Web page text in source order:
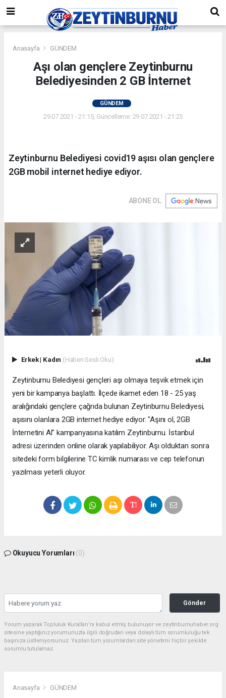
Anasayfa GÜNDEM
Aşı olan gençlere Zeytinburnu
Belediyesinden 2 GB İnternet
GÜNDEM
29.07.2021 - 21:15, Güncelleme: 29.07.2021 - 21:25
Zeytinburnu Belediyesi covid19 aşısı olan gençlere
2GB mobil internet hediye ediyor.
ABONE OL
Erkek| Kadın (Haberi Sesli Oku)
Zeytinburnu Belediyesi gençleri aşı olmaya teşvik etmek için
yeni bir kampanya başlattı. İlçede ikamet eden 18 - 25 yaş
aralığındaki gençlere çağrıda bulunan Zeytinburnu Belediyesi,
aşısını olanlara 2GB internet hediye ediyor. "Aşını ol, 2GB
İnternetini Al" kampanyasına katılım Zeytinburnu. İstanbul
adresi üzerinden online olarak yapılabiliyor. Aşı olduktan sonra
sitedeki form bilgilerine TC kimlik numarası ve cep telefonun
yazılması yeterli oluyor.
Okuyucu Yorumları (0)
Gönder
Yorum yazarak Topluluk Kuralları’nı kabul etmiş bulunuyor ve zeytinburnuhaber.org
sitesine yaptığınız yorumunuzla ilgili doğrudan veya dolaylı tüm sorumluluğu tek
başınıza üstleniyorsunuz. Yazılan tüm yorumlardan site yönetimi hiçbir şekilde
sorumlu tutulamaz.
Anasayfa GÜNDEM